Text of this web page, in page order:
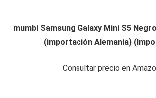
mumbi Samsung Galaxy Mini S5
(importación Alemania)
Consultar precio en